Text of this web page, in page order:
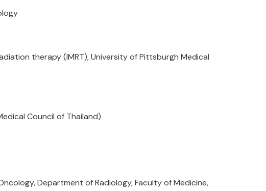
therapy (IMRT), University of Pittsburgh Medical
Council of Thailand)
Department of Radiology, Faculty of Medicine,